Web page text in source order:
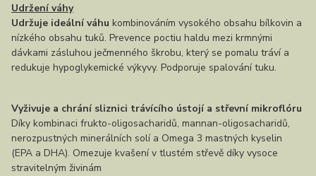
Udržení váhy
Udržuje ideální váhu kombinováním vysokého obsahu bílkovin a
nízkého obsahu tuků. Prevence poctiu haldu mezi krmnými
dávkami zásluhou ječmenného škrobu, který se pomalu tráví a
redukuje hypoglykemické výkyvy. Podporuje spalování tuku.
Vyživuje a chrání sliznici trávícího ústojí a střevní mikroflóru
Díky kombinaci frukto-oligosacharidů, mannan-oligosacharidů,
nerozpustných minerálních solí a Omega 3 mastných kyselin
(EPA a DHA). Omezuje kvašení v tlustém střevě díky vysoce
stravitelným živinám